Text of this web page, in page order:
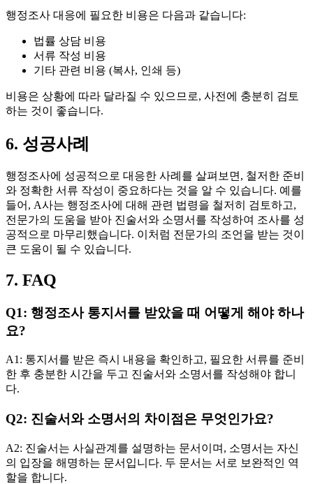
행정조사 대응에 필요한 비용은 다음과 같습니다:
법률 상담 비용
서류 작성 비용
기타 관련 비용 (복사, 인쇄 등)
비용은 상황에 따라 달라질 수 있으므로, 사전에 충분히 검토
하는 것이 좋습니다.
6. 성공사례
행정조사에 성공적으로 대응한 사례를 살펴보면, 철저한 준비
와 정확한 서류 작성이 중요하다는 것을 알 수 있습니다. 예를
들어, A사는 행정조사에 대해 관련 법령을 철저히 검토하고,
전문가의 도움을 받아 진술서와 소명서를 작성하여 조사를 성
공적으로 마무리했습니다. 이처럼 전문가의 조언을 받는 것이
큰 도움이 될 수 있습니다.
7. FAQ
Q1: 행정조사 통지서를 받았을 때 어떻게 해야 하나
요?
A1: 통지서를 받은 즉시 내용을 확인하고, 필요한 서류를 준비
한 후 충분한 시간을 두고 진술서와 소명서를 작성해야 합니
다.
Q2: 진술서와 소명서의 차이점은 무엇인가요?
A2: 진술서는 사실관계를 설명하는 문서이며, 소명서는 자신
의 입장을 해명하는 문서입니다. 두 문서는 서로 보완적인 역
할을 합니다.